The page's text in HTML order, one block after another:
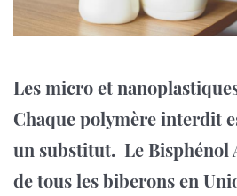
Les micro et
Chaque polymère interdit
un substitut. Le Bisphénol
de tous les biberons en